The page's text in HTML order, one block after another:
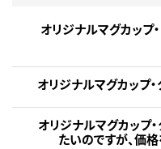
オリジナルマグカップ
オリジナルマグカップ
オリジナルマグカップ
たいのですが、価